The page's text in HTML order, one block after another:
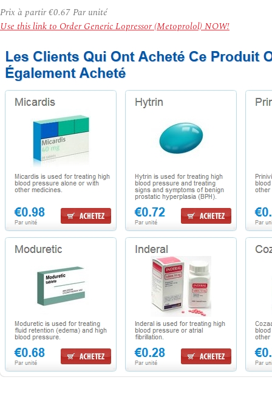
Prix à partir€0.67Par unité
Use this link to Order Generic Lopressor (Metoprolol) NOW!